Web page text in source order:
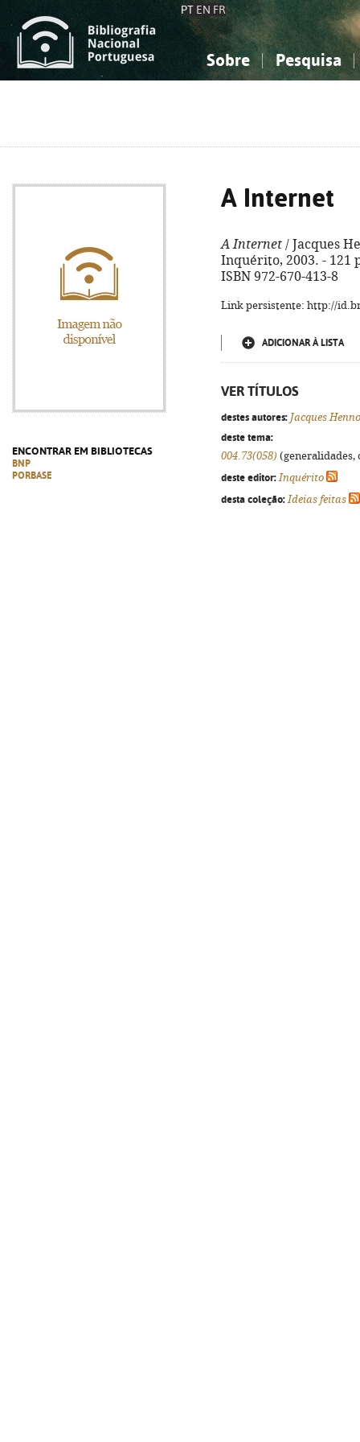
PT EN FR
Sobre Pesquisa
ENCONTRAR EM BIBLIOTECAS
BNP
PORBASE
A Internet
A Internet / Jacques
Inquérito, 2003. - 121
ISBN 972-670-413-8
Link persistente: http://
ADICIONAR À LISTA
VER TÍTULOS
destes autores: Jacques Henno
deste tema:
004.73(058) (generalidades,
deste editor: Inquérito
desta coleção: Ideias feitas